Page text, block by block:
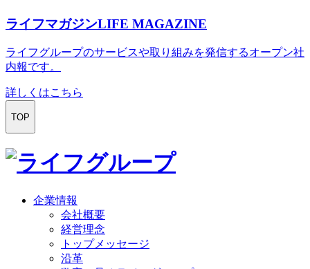
ライフマガジンLIFE MAGAZINE
ライフグループのサービスや取り組みを発信するオープン社
内報です。
詳しくはこちら
TOP
企業情報
会社概要
経営理念
トップメッセージ
沿革